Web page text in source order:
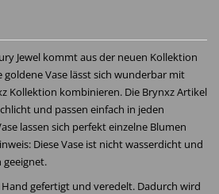
Jewel kommt aus der neuen Kollektion
goldene Vase lässt sich wunderbar mit
Kollektion kombinieren. Die Brynxz Artikel
und passen einfach in jeden
lassen sich perfekt einzelne Blumen
Diese Vase ist nicht wasserdicht und
gefertigt und veredelt. Dadurch wird